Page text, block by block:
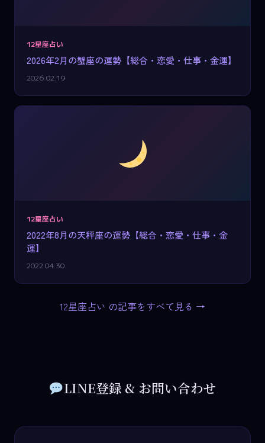
12星座占い
2026年2月の蟹座の運勢【総合・恋愛・仕事・金運】
2026.02.19
12星座占い
2022年8月の天秤座の運勢【総合・恋愛・仕事・金
運】
2022.04.30
12星座占い の記事をすべて見る →
LINE登録 & お問い合わせ